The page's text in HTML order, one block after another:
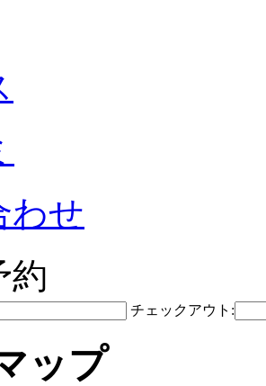
わせ
約
チェックアウト:
ップ